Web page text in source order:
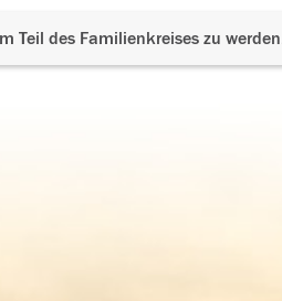
Teil des Familienkreises zu